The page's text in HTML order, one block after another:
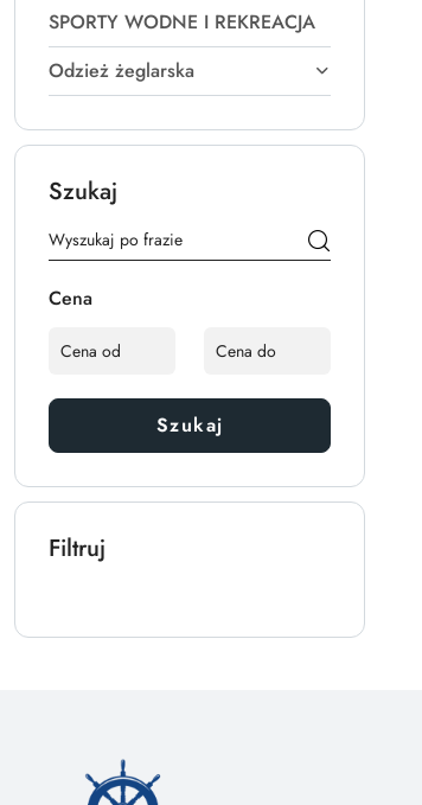
SPORTY WODNE I REKREACJA
Odzież żeglarska
Szukaj
Cena
Szukaj
Filtruj